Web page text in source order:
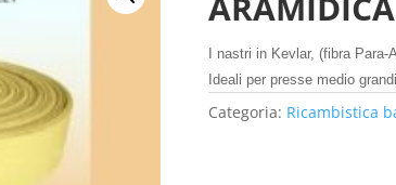
I nastri in Kevlar, (fibra
Ideali per presse medio
Categoria: Ricambistica